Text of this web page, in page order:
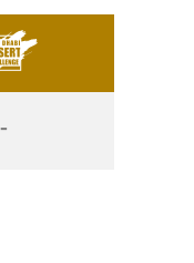
-